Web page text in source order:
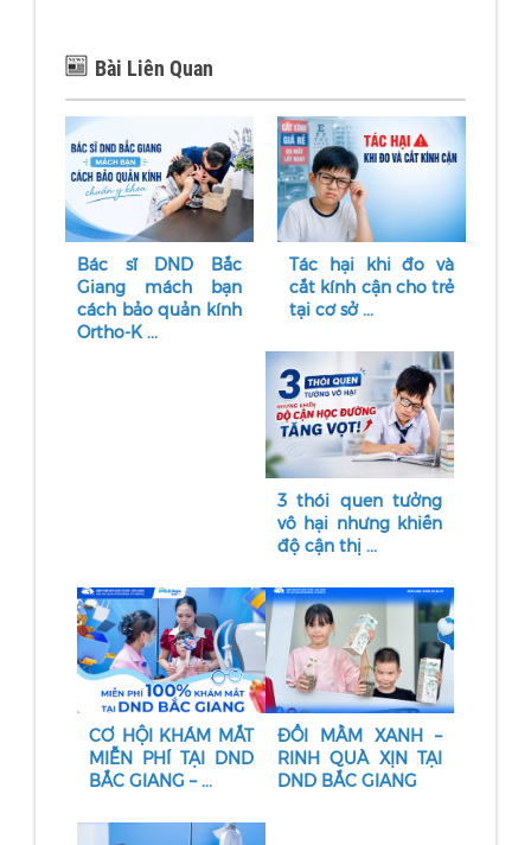
Bài Liên Quan
Bác sĩ DND Bắc
Giang mách bạn
cách bảo quản kính
Ortho-K ...
Tác hại khi đo và
cắt kính cận cho trẻ
tại cơ sở ...
3 thói quen tưởng
vô hại nhưng khiến
độ cận thị ...
CƠ HỘI KHÁM MẮT
MIỄN PHÍ TẠI DND
BẮC GIANG – ...
ĐỔI MẦM XANH –
RINH QUÀ XỊN TẠI
DND BẮC GIANG